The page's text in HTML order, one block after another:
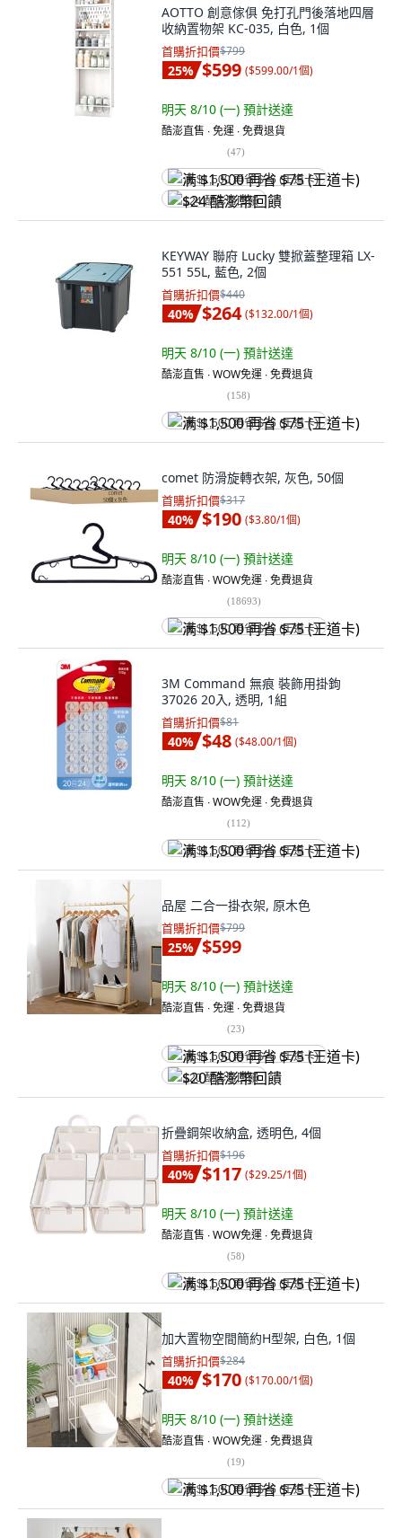
AOTTO 創意傢俱 免打孔門後落地四層
收納置物架 KC-035, 白色, 1個
首購折扣價$799
25% $599 ($599.00/1個)
明天 8/10 (一) 預計送達
酷澎直售 ∙ 免運 ∙ 免費退貨
(47)
满 $1,500 再省 $75 (王道卡)
$24 酷澎幣回饋
KEYWAY 聯府 Lucky 雙掀蓋整理箱 LX-
551 55L, 藍色, 2個
首購折扣價$440
40% $264 ($132.00/1個)
明天 8/10 (一) 預計送達
酷澎直售 ∙ WOW免運 ∙ 免費退貨
(158)
满 $1,500 再省 $75 (王道卡)
comet 防滑旋轉衣架, 灰色, 50個
首購折扣價$317
40% $190 ($3.80/1個)
明天 8/10 (一) 預計送達
酷澎直售 ∙ WOW免運 ∙ 免費退貨
(18693)
满 $1,500 再省 $75 (王道卡)
3M Command 無痕 裝飾用掛鉤
37026 20入, 透明, 1組
首購折扣價$81
40% $48 ($48.00/1個)
明天 8/10 (一) 預計送達
酷澎直售 ∙ WOW免運 ∙ 免費退貨
(112)
满 $1,500 再省 $75 (王道卡)
品屋 二合一掛衣架, 原木色
首購折扣價$799
25% $599
明天 8/10 (一) 預計送達
酷澎直售 ∙ 免運 ∙ 免費退貨
(23)
满 $1,500 再省 $75 (王道卡)
$20 酷澎幣回饋
折疊鋼架收納盒, 透明色, 4個
首購折扣價$196
40% $117 ($29.25/1個)
明天 8/10 (一) 預計送達
酷澎直售 ∙ WOW免運 ∙ 免費退貨
(58)
满 $1,500 再省 $75 (王道卡)
加大置物空間簡約H型架, 白色, 1個
首購折扣價$284
40% $170 ($170.00/1個)
明天 8/10 (一) 預計送達
酷澎直售 ∙ WOW免運 ∙ 免費退貨
(19)
满 $1,500 再省 $75 (王道卡)